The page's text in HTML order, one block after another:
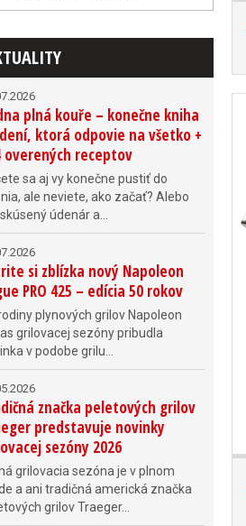
plná kouře – konečne kniha
ktorá odpovie na všetko +
overených receptov
sa aj vy konečne pustiť do
ale neviete, ako začať? Alebo
údenár a...
si zblízka nový Napoleon
PRO 425 – edícia 50 rokov
plynových grilov Napoleon
grilovacej sezóny pribudla
v podobe grilu...
značka peletových grilov
predstavuje novinky
sezóny 2026
grilovacia sezóna je v plnom
a ani tradičná americká značka
grilov Traeger...